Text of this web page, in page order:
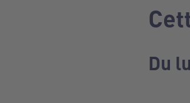
Du